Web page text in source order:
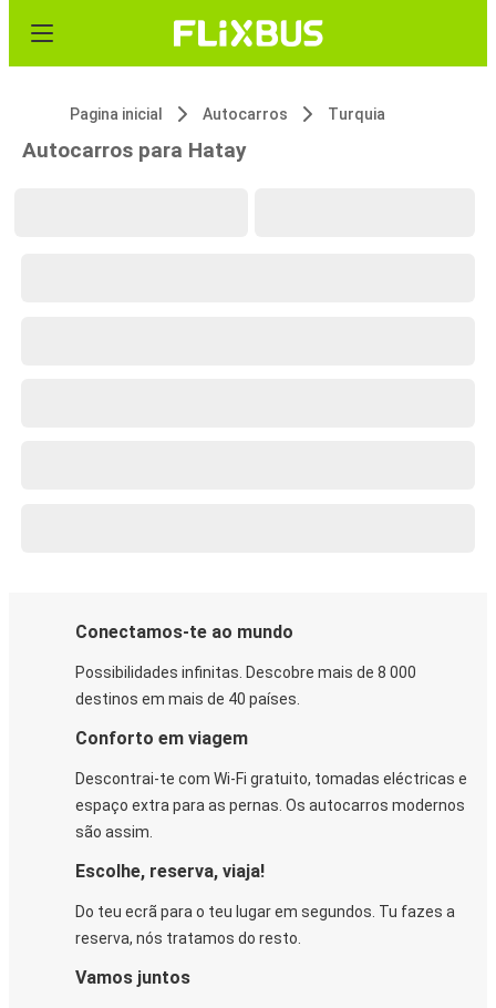
Pagina inicial Autocarros Turquia
Autocarros para Hatay
Conectamos-te ao mundo
Possibilidades infinitas. Descobre mais de 8 000
destinos em mais de 40 países.
Conforto em viagem
Descontrai-te com Wi-Fi gratuito, tomadas eléctricas e
espaço extra para as pernas. Os autocarros modernos
são assim.
Escolhe, reserva, viaja!
Do teu ecrã para o teu lugar em segundos. Tu fazes a
reserva, nós tratamos do resto.
Vamos juntos